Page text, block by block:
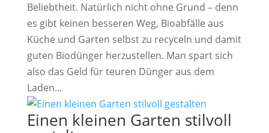
Beliebtheit. Natürlich nicht ohne Grund – denn
es gibt keinen besseren Weg, Bioabfälle aus
Küche und Garten selbst zu recyceln und damit
guten Biodünger herzustellen. Man spart sich
also das Geld für teuren Dünger aus dem
Laden...
Einen kleinen Garten stilvoll